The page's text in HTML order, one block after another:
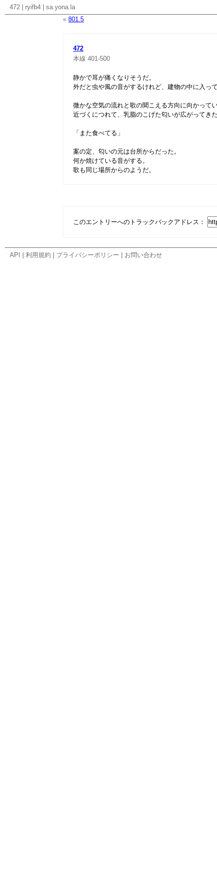
472 ryifb4
sa.yona.la
« 801.5
472
本線 401-500
静かで耳が痛くなりそうだ。
外だと虫や風の音がするけれど、建物の中に入っ
微かな空気の流れと歌の聞こえる方向に向かって
近づくにつれて、乳脂のこげた匂いが広がってき
「また食べてる」
案の定、匂いの元は台所からだった。
何か焼けている音がする。
歌も同じ場所からのようだ。
このエントリーへのトラックバックアドレス：
API 利用規約 プライバシーポリシー お問い合わせ